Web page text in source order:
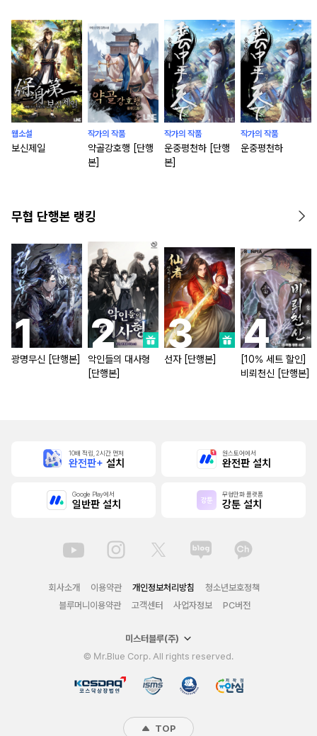
웹소설
보신제일
작가의 작품
약골강호행 [단행
본]
작가의 작품
운중평천하 [단행
본]
작가의 작품
운중평천하
무협 단행본 랭킹
광명무신 [단행본]
악인들의 대사형
[단행본]
선자 [단행본]
[10% 세트 할인]
비뢰천신 [단행본]
10배 적립, 2시간 먼저
완전판+ 설치
원스토어에서
완전판 설치
Google Play에서
일반판 설치
무협만화 플랫폼
강툰 설치
회사소개 이용약관 개인정보처리방침
청소년보호정책
블루머니이용약관
고객센터 사업자정보 PC버전
미스터블루(주)
© Mr.Blue Corp. All rights reserved.
TOP